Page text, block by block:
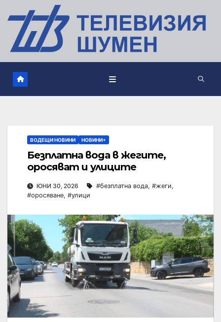
ВОДЕЩИ НОВИНИ НОВИНИ+
Безплатна вода в жегите,
оросяват и улиците
ЮНИ 30, 2026 #безплатна вода, #жеги,
#оросяване, #улици